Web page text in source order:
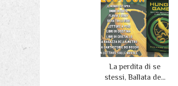
La perdita di se
stessi, Ballata de...